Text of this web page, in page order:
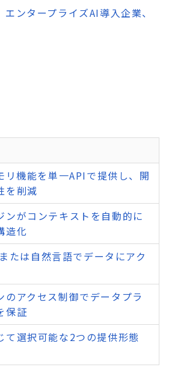
ンタープライズAI導入企業、
リ機能を単一APIで提供し、開
を削減
ンがコンテキストを自動的に
造化
たは自然言語でデータにアク
のアクセス制御でデータプラ
保証
て選択可能な2つの提供形態